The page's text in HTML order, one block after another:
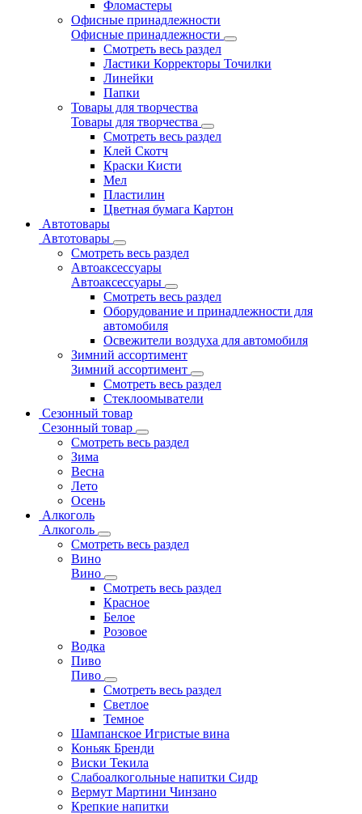
Фломастеры
Офисные принадлежности
Офисные принадлежности
Смотреть весь раздел
Ластики Корректоры Точилки
Линейки
Папки
Товары для творчества
Товары для творчества
Смотреть весь раздел
Клей Скотч
Краски Кисти
Мел
Пластилин
Цветная бумага Картон
Автотовары
Автотовары
Смотреть весь раздел
Автоаксессуары
Автоаксессуары
Смотреть весь раздел
Оборудование и принадлежности для
автомобиля
Освежители воздуха для автомобиля
Зимний ассортимент
Зимний ассортимент
Смотреть весь раздел
Стеклоомыватели
Сезонный товар
Сезонный товар
Смотреть весь раздел
Зима
Весна
Лето
Осень
Алкоголь
Алкоголь
Смотреть весь раздел
Вино
Вино
Смотреть весь раздел
Красное
Белое
Розовое
Водка
Пиво
Пиво
Смотреть весь раздел
Cветлое
Темное
Шампанское Игристые вина
Коньяк Бренди
Виски Текила
Слабоалкогольные напитки Сидр
Вермут Мартини Чинзано
Крепкие напитки